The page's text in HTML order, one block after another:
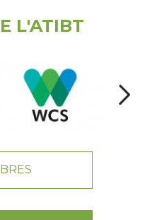
L'ATIBT